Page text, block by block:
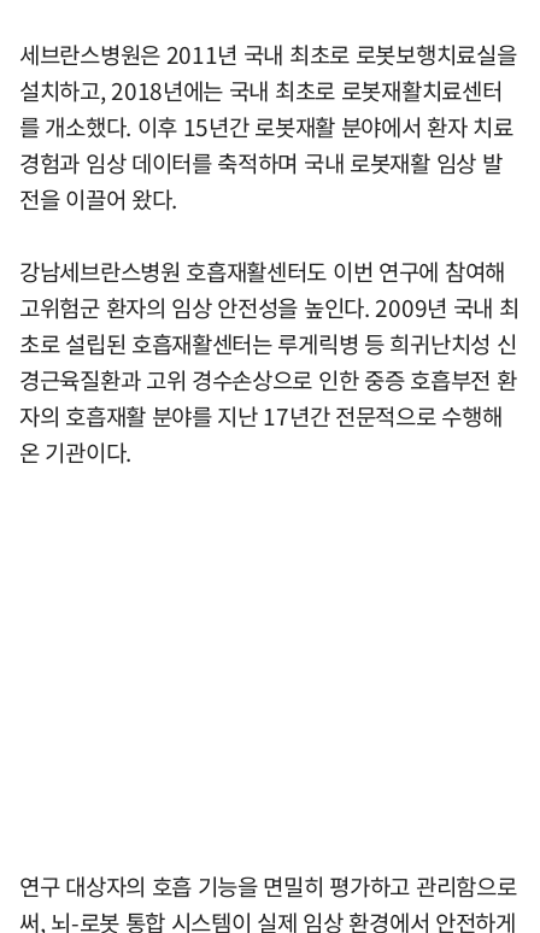
세브란스병원은 2011년 국내 최초로 로봇보행치료실을
설치하고, 2018년에는 국내 최초로 로봇재활치료센터
를 개소했다. 이후 15년간 로봇재활 분야에서 환자 치료
경험과 임상 데이터를 축적하며 국내 로봇재활 임상 발
전을 이끌어 왔다.
강남세브란스병원 호흡재활센터도 이번 연구에 참여해
고위험군 환자의 임상 안전성을 높인다. 2009년 국내 최
초로 설립된 호흡재활센터는 루게릭병 등 희귀난치성 신
경근육질환과 고위 경수손상으로 인한 중증 호흡부전 환
자의 호흡재활 분야를 지난 17년간 전문적으로 수행해
온 기관이다.
연구 대상자의 호흡 기능을 면밀히 평가하고 관리함으로
써, 뇌-로봇 통합 시스템이 실제 임상 환경에서 안전하게